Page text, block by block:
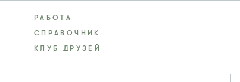
РАБОТА
СПРАВОЧНИК
КЛУБ ДРУЗЕЙ